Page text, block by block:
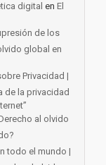
digital en El
de los
global en
Privacidad |
de la privacidad
al olvido
todo el mundo |